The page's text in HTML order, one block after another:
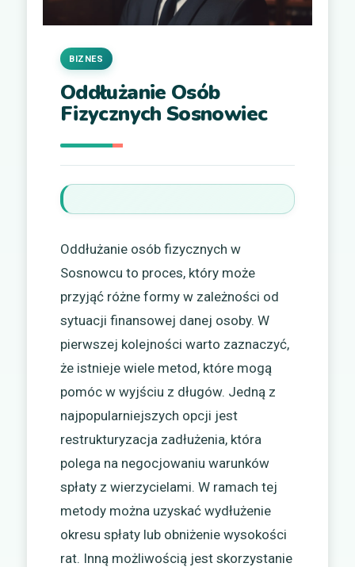
Oddłużanie Osób
Fizycznych Sosnowiec
BIZNES
Oddłużanie osób fizycznych w
Sosnowcu to proces, który może
przyjąć różne formy w zależności od
sytuacji finansowej danej osoby. W
pierwszej kolejności warto zaznaczyć,
że istnieje wiele metod, które mogą
pomóc w wyjściu z długów. Jedną z
najpopularniejszych opcji jest
restrukturyzacja zadłużenia, która
polega na negocjowaniu warunków
spłaty z wierzycielami. W ramach tej
metody można uzyskać wydłużenie
okresu spłaty lub obniżenie wysokości
rat. Inną możliwością jest skorzystanie